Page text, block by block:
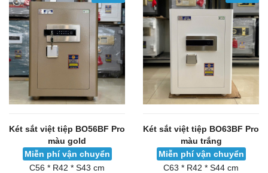
Két sắt việt tiệp BO56BF Pro
màu gold
Miễn phí vận chuyển
C56 * R42 * S43 cm
Két sắt việt tiệp BO63BF Pro
màu trắng
Miễn phí vận chuyển
C63 * R42 * S44 cm